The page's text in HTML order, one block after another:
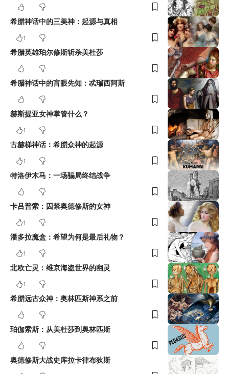
希腊神话中的三美神：起源与真相
1
希腊英雄珀尔修斯斩杀美杜莎
希腊神话中的盲眼先知：忒瑞西阿斯
赫斯提亚女神掌管什么？
1
古赫梯神话：希腊众神的起源
1
特洛伊木马：一场骗局终结战争
卡吕普索：囚禁奥德修斯的女神
1
潘多拉魔盒：希望为何是最后礼物？
1
北欧亡灵：维京海盗世界的幽灵
1
希腊远古众神：奥林匹斯神系之前
珀伽索斯：从美杜莎到奥林匹斯
奥德修斯大战史库拉卡律布狄斯